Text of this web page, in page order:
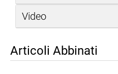
Video
Articoli Abbinati